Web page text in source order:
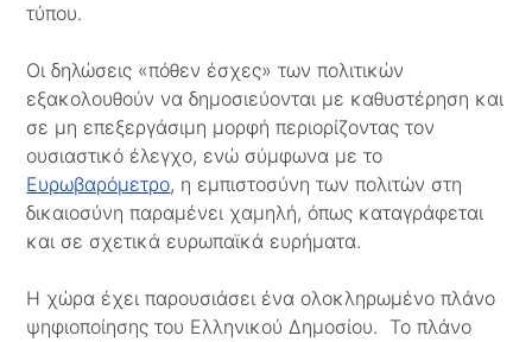
τύπου.
Οι δηλώσεις «πόθεν έσχες» των πολιτικών
εξακολουθούν να δημοσιεύονται με καθυστέρηση και
σε μη επεξεργάσιμη μορφή περιορίζοντας τον
ουσιαστικό έλεγχο, ενώ σύμφωνα με το
Ευρωβαρόμετρο, η εμπιστοσύνη των πολιτών στη
δικαιοσύνη παραμένει χαμηλή, όπως καταγράφεται
και σε σχετικά ευρωπαϊκά ευρήματα.
Η χώρα έχει παρουσιάσει ένα ολοκληρωμένο πλάνο
ψηφιοποίησης του Ελληνικού Δημοσίου. Το πλάνο